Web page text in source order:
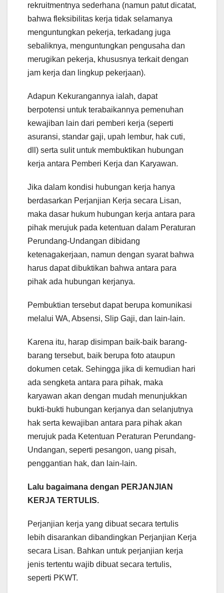
rekruitmentnya sederhana (namun patut dicatat,
bahwa fleksibilitas kerja tidak selamanya
menguntungkan pekerja, terkadang juga
sebaliknya, menguntungkan pengusaha dan
merugikan pekerja, khususnya terkait dengan
jam kerja dan lingkup pekerjaan).
Adapun Kekurangannya ialah, dapat
berpotensi untuk terabaikannya pemenuhan
kewajiban lain dari pemberi kerja (seperti
asuransi, standar gaji, upah lembur, hak cuti,
dll) serta sulit untuk membuktikan hubungan
kerja antara Pemberi Kerja dan Karyawan.
Jika dalam kondisi hubungan kerja hanya
berdasarkan Perjanjian Kerja secara Lisan,
maka dasar hukum hubungan kerja antara para
pihak merujuk pada ketentuan dalam Peraturan
Perundang-Undangan dibidang
ketenagakerjaan, namun dengan syarat bahwa
harus dapat dibuktikan bahwa antara para
pihak ada hubungan kerjanya.
Pembuktian tersebut dapat berupa komunikasi
melalui WA, Absensi, Slip Gaji, dan lain-lain.
Karena itu, harap disimpan baik-baik barang-
barang tersebut, baik berupa foto ataupun
dokumen cetak. Sehingga jika di kemudian hari
ada sengketa antara para pihak, maka
karyawan akan dengan mudah menunjukkan
bukti-bukti hubungan kerjanya dan selanjutnya
hak serta kewajiban antara para pihak akan
merujuk pada Ketentuan Peraturan Perundang-
Undangan, seperti pesangon, uang pisah,
penggantian hak, dan lain-lain.
Lalu bagaimana dengan PERJANJIAN
KERJA TERTULIS.
Perjanjian kerja yang dibuat secara tertulis
lebih disarankan dibandingkan Perjanjian Kerja
secara Lisan. Bahkan untuk perjanjian kerja
jenis tertentu wajib dibuat secara tertulis,
seperti PKWT.